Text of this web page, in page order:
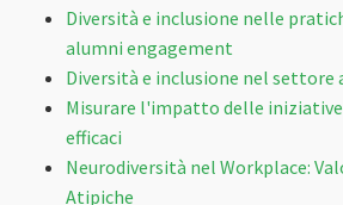
Diversità e inclusione nelle
alumni engagement
Diversità e inclusione nel
Misurare l'impatto delle iniziative
efficaci
Neurodiversità nel Workplace:
Atipiche